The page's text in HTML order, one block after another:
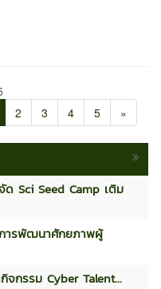
2 3 4 5 »
Sci Seed Camp เติม
ารพัฒนาศักยภาพผู้
จกรรม Cyber Talent...